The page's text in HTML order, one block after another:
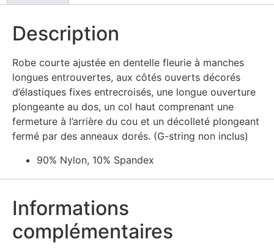
Description
Robe courte ajustée en dentelle fleurie à manches
longues entrouvertes, aux côtés ouverts décorés
d’élastiques fixes entrecroisés, une longue ouverture
plongeante au dos, un col haut comprenant une
fermeture à l’arrière du cou et un décolleté plongeant
fermé par des anneaux dorés. (G-string non inclus)
90% Nylon, 10% Spandex
Informations
complémentaires